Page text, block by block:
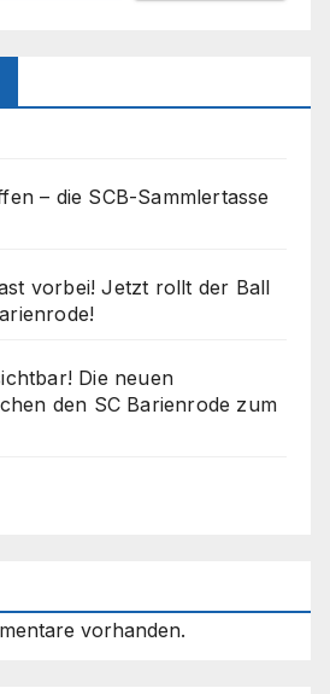
– die SCB-Sammlertasse
vorbei! Jetzt rollt der Ball
Die neuen
den SC Barienrode zum
vorhanden.